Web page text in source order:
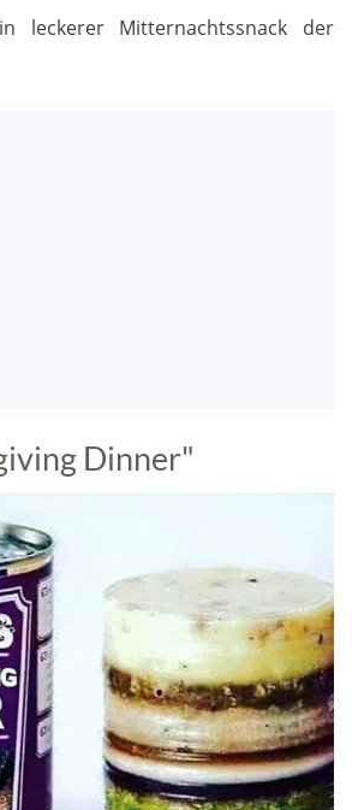
leckerer Mitternachtssnack der
Dinner"